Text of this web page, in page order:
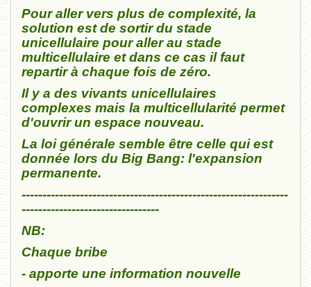
Pour aller vers plus de complexité, la
solution est de sortir du stade
unicellulaire pour aller au stade
multicellulaire et dans ce cas il faut
repartir à chaque fois de zéro.
Il y a des vivants unicellulaires
complexes mais la multicellularité permet
d'ouvrir un espace nouveau.
La loi générale semble être celle qui est
donnée lors du Big Bang: l'expansion
permanente.
----------------------------------------------------------------
---------------------------------
NB:
Chaque bribe
- apporte une information nouvelle